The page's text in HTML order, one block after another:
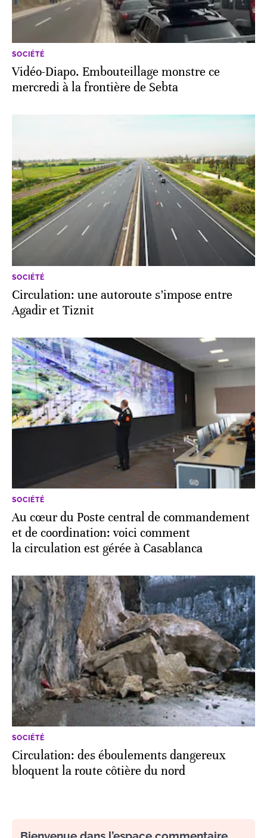
SOCIÉTÉ
Vidéo-Diapo. Embouteillage monstre ce
mercredi à la frontière de Sebta
SOCIÉTÉ
Circulation: une autoroute s’impose entre
Agadir et Tiznit
SOCIÉTÉ
Au cœur du Poste central de commandement
et de coordination: voici comment
la circulation est gérée à Casablanca
SOCIÉTÉ
Circulation: des éboulements dangereux
bloquent la route côtière du nord